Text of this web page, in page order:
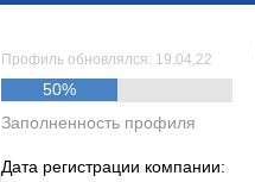
Профиль обновлялся: 19.04.22
50%
Заполненность профиля
Дата регистрации компании: